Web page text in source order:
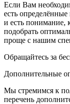
Если Вам
есть
и есть понимание,
подобрать
проще с нашим
Обращайтесь за
Дополнительные
Мы стремимся к
перечень